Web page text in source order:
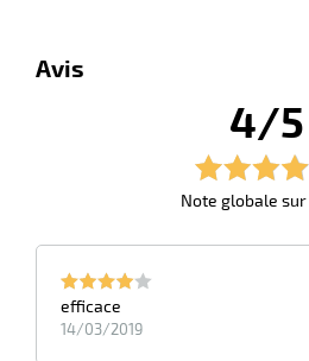
Avis
4/5
Note globale sur
efficace
14/03/2019